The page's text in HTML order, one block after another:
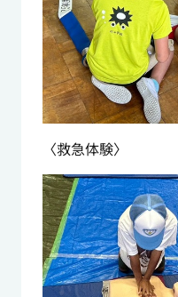
〈救急体験〉